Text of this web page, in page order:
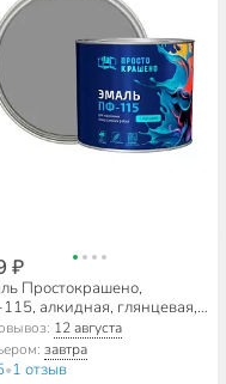
₽
Простокрашено,
алкидная, глянцевая,
1.8 кг12 августа
завтра
•1 отзыв